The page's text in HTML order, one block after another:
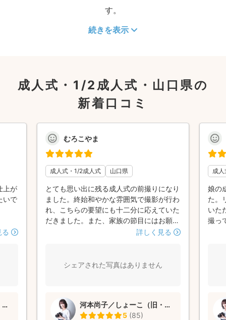
す。
続きを表示
成人式・1/2成人式・山口県の
新着口コミ
上が
いで
河本尚子／しょーこ（旧・翔子）
むろこやま
成人式・1/2成人式 山口県
とても思い出に残る成人式の前撮りになり
ました。終始和やかな雰囲気で撮影が行わ
れ、こちらの要望にも十二分に応えていた
だきました。また、家族の節目にはお願い
したいと思います。たいへんありがとうご
詳しく見る
シェアされた写真はありません
河本尚子／しょーこ（旧・翔子）
5 (85)
成
娘の
た。
いた
撮っ